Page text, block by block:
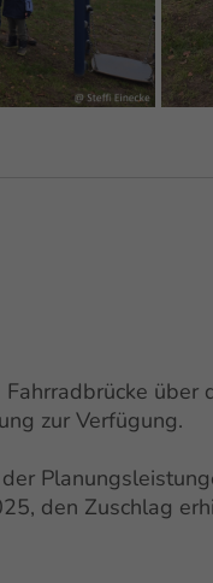
zur Verfügung.
den Zuschlag